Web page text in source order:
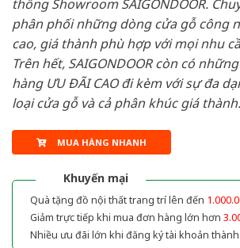
thống Showroom SAIGONDOOR.
phân phối những dòng cửa gỗ công
cao, giá thành phù hợp với mọi nhu
Trên hết, SAIGONDOOR còn có
hàng ƯU ĐÃI CAO đi kèm với sự đa
loại cửa gỗ và cả phân khúc giá thành.
MUA HÀNG NHANH
Khuyến mại
Quà tặng đồ nội thất trang trí lên đến
Giảm trực tiếp khi mua đơn hàng lớn hơn
Nhiều ưu đãi lớn khi đăng ký tài khoản